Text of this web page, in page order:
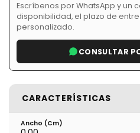
Escríbenos por WhatsApp y un
disponibilidad, el plazo de
personalizado.
CONSULTAR
CARACTERÍSTICAS
Ancho (cm)